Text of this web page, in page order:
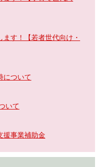
す！【若者世代向け・
について
いて
援事業補助金